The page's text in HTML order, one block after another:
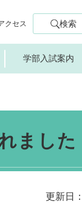
クセス 検索
学部入試案内
ました
更新日